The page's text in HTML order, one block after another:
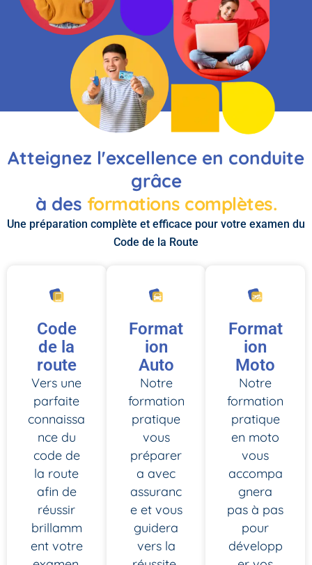
Atteignez l'excellence en conduite
grâce
à des formations complètes.
Une préparation complète et efficace pour votre examen du
Code de la Route
Code
de la
route
Vers une
parfaite
connaissa
nce du
code de
la route
afin de
réussir
brillamm
ent votre
Format
ion
Auto
Notre
formation
pratique
vous
préparer
a avec
assuranc
e et vous
guidera
vers la
Format
ion
Moto
Notre
formation
pratique
en moto
vous
accompa
gnera
pas à pas
pour
développ